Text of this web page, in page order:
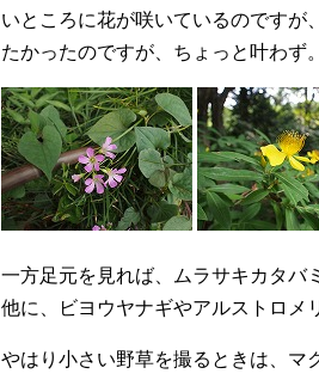
いところに花が咲いているのですが
たかったのですが、ちょっと叶わず。
一方足元を見れば、ムラサキカタバ
他に、ビヨウヤナギやアルストロメ
やはり小さい野草を撮るときは、マ